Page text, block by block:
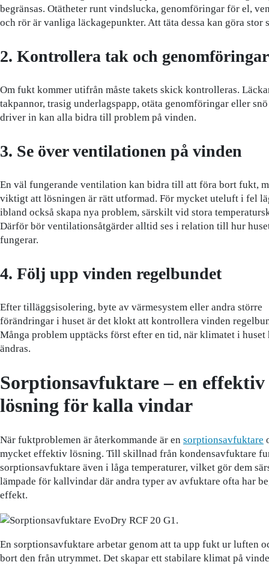
begränsas. Otätheter runt vindslucka, genomföringar för el,
och rör är vanliga läckagepunkter. Att täta dessa kan göra stor
2. Kontrollera tak och genomföringar
Om fukt kommer utifrån måste takets skick kontrolleras.
takpannor, trasig underlagspapp, otäta genomföringar eller
driver in kan alla bidra till problem på vinden.
3. Se över ventilationen på vinden
En väl fungerande ventilation kan bidra till att föra bort fukt,
viktigt att lösningen är rätt utformad. För mycket uteluft i fel
ibland också skapa nya problem, särskilt vid stora
Därför bör ventilationsåtgärder alltid ses i relation till hur
fungerar.
4. Följ upp vinden regelbundet
Efter tilläggsisolering, byte av värmesystem eller andra större
förändringar i huset är det klokt att kontrollera vinden
Många problem upptäcks först efter en tid, när klimatet i huset
ändras.
Sorptionsavfuktare – en effektiv
lösning för kalla vindar
När fuktproblemen är återkommande är en sorptionsavfuktare
mycket effektiv lösning. Till skillnad från kondensavfuktare
sorptionsavfuktare även i låga temperaturer, vilket gör dem
lämpade för kallvindar där andra typer av avfuktare ofta har
effekt.
En sorptionsavfuktare arbetar genom att ta upp fukt ur luften
bort den från utrymmet. Det skapar ett stabilare klimat på